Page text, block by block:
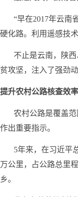
“早在2017年云南省
硬化路。利用遥感技
不止是云南，陕
贫攻坚，注入了强劲动
提升农村公路核查效
农村公路是覆盖
作出重要指示。
5年来，在习近平
万公里，占公路总里
乡。